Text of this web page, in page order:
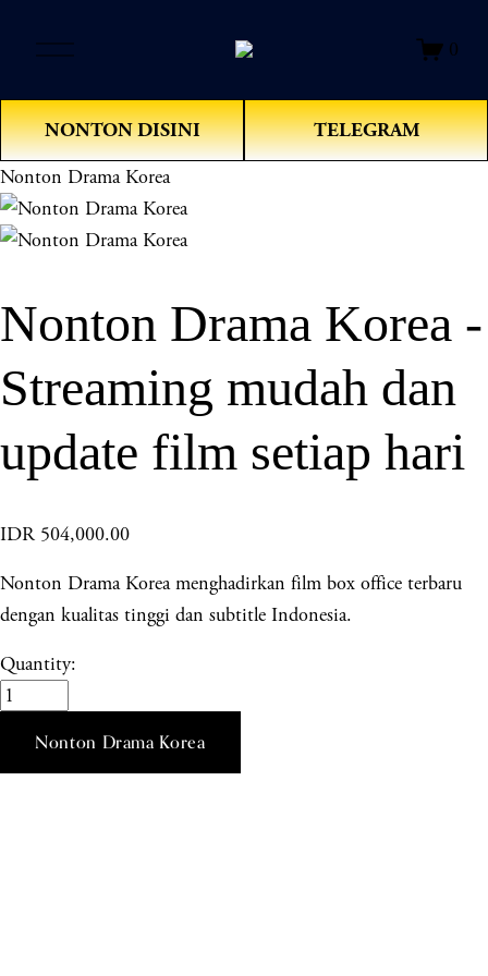
e
n
M
e
u
0
NONTON DISINI TELEGRAM
Nonton Drama Korea
Nonton Drama Korea -
Streaming mudah dan
update film setiap hari
IDR 504,000.00
Nonton Drama Korea menghadirkan film box office terbaru
dengan kualitas tinggi dan subtitle Indonesia.
Quantity:
Nonton Drama Korea